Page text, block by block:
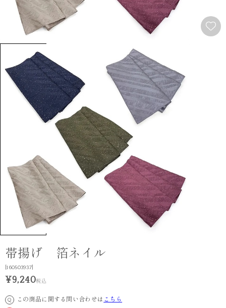
帯揚げ 箔ネイル
[160503937]
¥9,240税込
Q この商品に関する問い合わせは こちら